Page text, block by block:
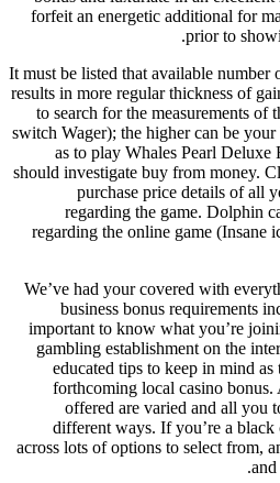
forfeit an energetic additional for
prior to
It must be listed that available number
results in more regular thickness of
to search for the measurements of
switch Wager); the higher can be
as to play Whales Pearl Deluxe
should investigate buy from money.
purchase price details of all
regarding the game. Dolphin
regarding the online game (Insane
We’ve had your covered with
business bonus requirements
important to know what you’re
gambling establishment on the
educated tips to keep in mind
forthcoming local casino
offered are varied and all you
different ways. If you’re a
across lots of options to select from,